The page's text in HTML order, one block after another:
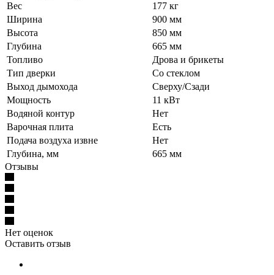
Вес
177 кг
Ширина
900 мм
Высота
850 мм
Глубина
665 мм
Топливо
Дрова и брикеты
Тип дверки
Со стеклом
Выход дымохода
Сверху/Сзади
Мощность
11 кВт
Водяной контур
Нет
Варочная плита
Есть
Подача воздуха извне
Нет
Глубина, мм
665 мм
Отзывы
Нет оценок
Оставить отзыв